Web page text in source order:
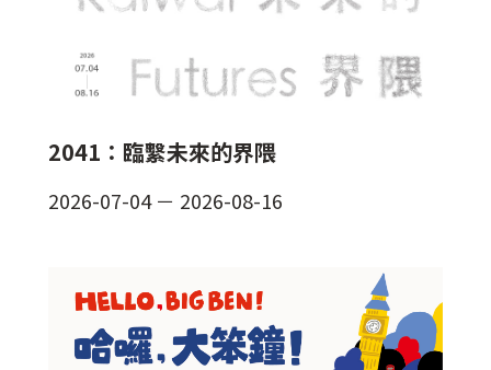
2041：臨繫未來的界隈
2026-07-04－ 2026-08-16